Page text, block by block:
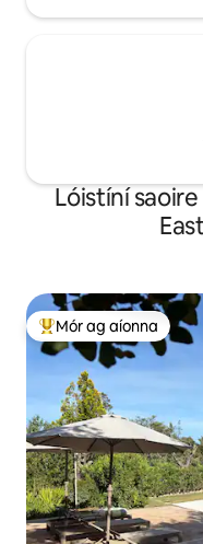
Lóistíní
An-mhór ag aíonna
Mór ag aíonna